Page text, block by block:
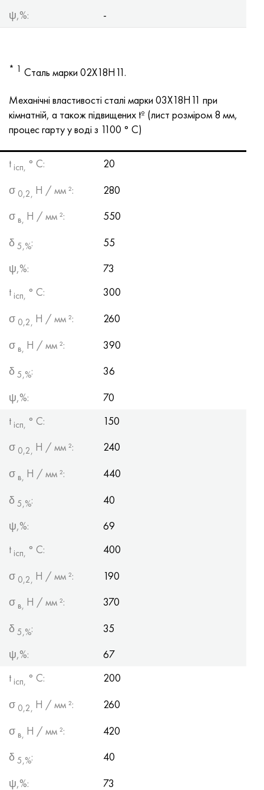
ψ,%:
-
* 1 Сталь марки 02Х18Н11.
Механічні властивості сталі марки 03Х18Н11 при
кімнатній, а також підвищених tº (лист розміром 8 мм,
процес гарту у воді з 1100 ° С)
t ісп, ° С:
20
σ 0,2, Н / мм ²:
280
σ в, Н / мм ²:
550
δ 5,%:
55
ψ,%:
73
t ісп, ° С:
300
σ 0,2, Н / мм ²:
260
σ в, Н / мм ²:
390
δ 5,%:
36
ψ,%:
70
t ісп, ° С:
150
σ 0,2, Н / мм ²:
240
σ в, Н / мм ²:
440
δ 5,%:
40
ψ,%:
69
t ісп, ° С:
400
σ 0,2, Н / мм ²:
190
σ в, Н / мм ²:
370
δ 5,%:
35
ψ,%:
67
t ісп, ° С:
200
σ 0,2, Н / мм ²:
260
σ в, Н / мм ²:
420
δ 5,%:
40
ψ,%:
73